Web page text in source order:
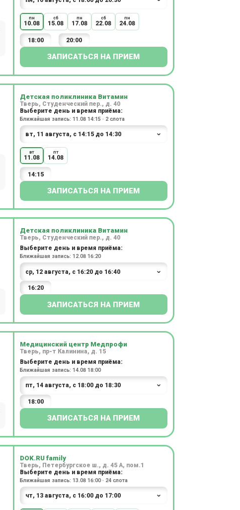
пн
10.08
сб
15.08
пн
17.08
сб
22.08
пн
24.08
18:00 20:00
ЗАПИСАТЬСЯ НА ПРИЕМ
Детская поликлиника Витамин
Тверь, Студенческий пер., д. 40
Выберите день и время приёма:
Ближайшая запись: 11.08 14:15 · 2 слота
вт
11.08
пт
14.08
14:15
ЗАПИСАТЬСЯ НА ПРИЕМ
Детская поликлиника Витамин
Тверь, Студенческий пер., д. 40
Выберите день и время приёма:
Ближайшая запись: 12.08 16:20
16:20
ЗАПИСАТЬСЯ НА ПРИЕМ
Медицинский центр Медпрофи
Тверь, пр-т Калинина, д. 15
Выберите день и время приёма:
Ближайшая запись: 14.08 18:00
18:00
ЗАПИСАТЬСЯ НА ПРИЕМ
DOK.RU family
Тверь, Петербургское ш., д. 45 А, пом.1
Выберите день и время приёма:
Ближайшая запись: 13.08 16:00 · 24 слота